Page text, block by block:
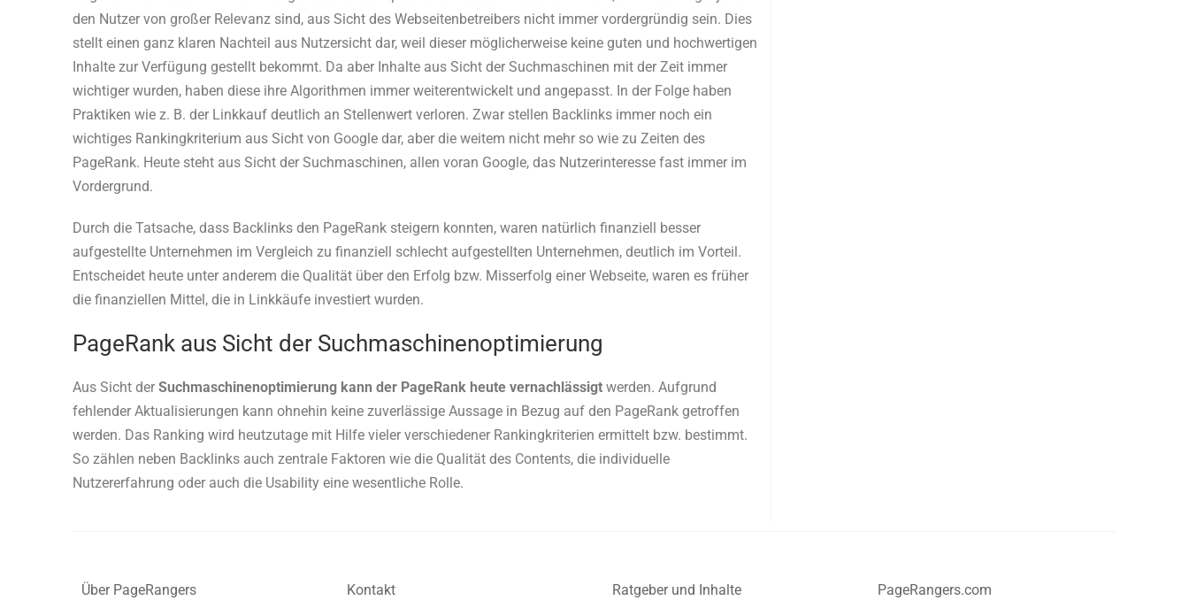
den Nutzer von großer Relevanz sind, aus Sicht des Webseitenbetreibers nicht immer vordergründig sein. Dies
stellt einen ganz klaren Nachteil aus Nutzersicht dar, weil dieser möglicherweise keine guten und hochwertigen
Inhalte zur Verfügung gestellt bekommt. Da aber Inhalte aus Sicht der Suchmaschinen mit der Zeit immer
wichtiger wurden, haben diese ihre Algorithmen immer weiterentwickelt und angepasst. In der Folge haben
Praktiken wie z. B. der Linkkauf deutlich an Stellenwert verloren. Zwar stellen Backlinks immer noch ein
wichtiges Rankingkriterium aus Sicht von Google dar, aber die weitem nicht mehr so wie zu Zeiten des
PageRank. Heute steht aus Sicht der Suchmaschinen, allen voran Google, das Nutzerinteresse fast immer im
Vordergrund.
Durch die Tatsache, dass Backlinks den PageRank steigern konnten, waren natürlich finanziell besser
aufgestellte Unternehmen im Vergleich zu finanziell schlecht aufgestellten Unternehmen, deutlich im Vorteil.
Entscheidet heute unter anderem die Qualität über den Erfolg bzw. Misserfolg einer Webseite, waren es früher
die finanziellen Mittel, die in Linkkäufe investiert wurden.
PageRank aus Sicht der Suchmaschinenoptimierung
Aus Sicht der Suchmaschinenoptimierung kann der PageRank heute vernachlässigt werden. Aufgrund
fehlender Aktualisierungen kann ohnehin keine zuverlässige Aussage in Bezug auf den PageRank getroffen
werden. Das Ranking wird heutzutage mit Hilfe vieler verschiedener Rankingkriterien ermittelt bzw. bestimmt.
So zählen neben Backlinks auch zentrale Faktoren wie die Qualität des Contents, die individuelle
Nutzererfahrung oder auch die Usability eine wesentliche Rolle.
Über PageRangers Kontakt Ratgeber und Inhalte PageRangers.com